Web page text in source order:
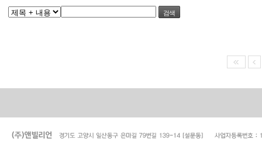
검색